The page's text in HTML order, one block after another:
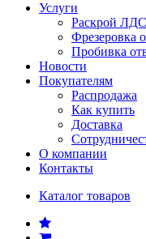
Услуги
Раскрой
Фрезеровка
Пробивка
Новости
Покупателям
Распродажа
Как купить
Доставка
О компании
Контакты
Каталог товаров